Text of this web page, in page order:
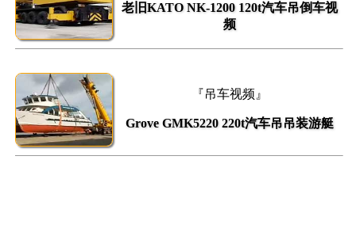
老旧KATO NK-1200 120t汽车吊倒车视
频
『吊车视频』
Grove GMK5220 220t汽车吊吊装游艇